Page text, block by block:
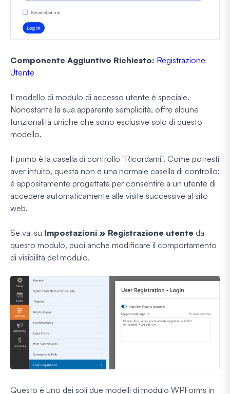
Componente Aggiuntivo Richiesto: Registrazione
Utente
Il modello di modulo di accesso utente è speciale.
Nonostante la sua apparente semplicità, offre alcune
funzionalità uniche che sono esclusive solo di questo
modello.
Il primo è la casella di controllo "Ricordami". Come potresti
aver intuito, questa non è una normale casella di controllo:
è appositamente progettata per consentire a un utente di
accedere automaticamente alle visite successive al sito
web.
Se vai su Impostazioni » Registrazione utente da
questo modulo, puoi anche modificare il comportamento
di visibilità del modulo.
Questo è uno dei soli due modelli di modulo WPForms in